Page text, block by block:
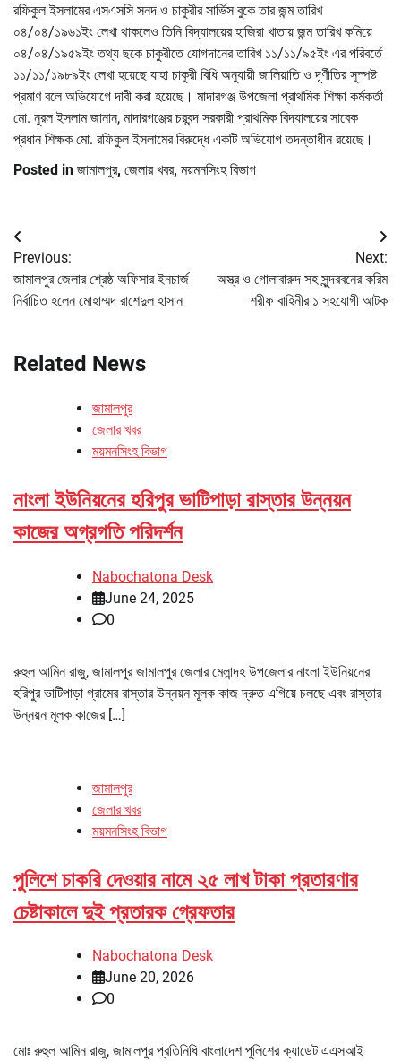
রফিকুল ইসলামের এসএসসি সনদ ও চাকুরীর সার্ভিস বুকে তার জন্ম তারিখ
০৪/০৪/১৯৬১ইং লেখা থাকলেও তিনি বিদ্যালয়ের হাজিরা খাতায় জন্ম তারিখ কমিয়ে
০৪/০৪/১৯৫৯ইং তথ্য ছকে চাকুরীতে যোগদানের তারিখ ১১/১১/৯৫ইং এর পরিবর্তে
১১/১১/১৯৮৯ইং লেখা হয়েছে যাহা চাকুরী বিধি অনুযায়ী জালিয়াতি ও দূর্ণীতির সুস্পষ্ট
প্রমাণ বলে অভিযোগে দাবী করা হয়েছে। মাদারগঞ্জ উপজেলা প্রাথমিক শিক্ষা কর্মকর্তা
মো. নুরল ইসলাম জানান, মাদারগঞ্জের চরবন্দ সরকারী প্রাথমিক বিদ্যালয়ের সাবেক
প্রধান শিক্ষক মো. রফিকুল ইসলামের বিরুদ্ধে একটি অভিযোগ তদন্তাধীন রয়েছে।
Posted in জামালপুর, জেলার খবর, ময়মনসিংহ বিভাগ
Post
navigation
Previous:
জামালপুর জেলার শ্রেষ্ঠ অফিসার ইনচার্জ
নির্বাচিত হলেন মোহাম্মদ রাশেদুল হাসান
Next:
অস্ত্র ও গোলাবারুদ সহ সুন্দরবনের করিম
শরীফ বাহিনীর ১ সহযোগী আটক
Related News
জামালপুর
জেলার খবর
ময়মনসিংহ বিভাগ
নাংলা ইউনিয়নের হরিপুর ভাটিপাড়া রাস্তার উন্নয়ন
কাজের অগ্রগতি পরিদর্শন
Nabochatona Desk
June 24, 2025
0
রুহুল আমিন রাজু, জামালপুর জামালপুর জেলার মেলান্দহ উপজেলার নাংলা ইউনিয়নের
হরিপুর ভাটিপাড়া গ্রামের রাস্তার উন্নয়ন মূলক কাজ দ্রুত এগিয়ে চলছে এবং রাস্তার
উন্নয়ন মূলক কাজের […]
জামালপুর
জেলার খবর
ময়মনসিংহ বিভাগ
পুলিশে চাকরি দেওয়ার নামে ২৫ লাখ টাকা প্রতারণার
চেষ্টাকালে দুই প্রতারক গ্রেফতার
Nabochatona Desk
June 20, 2026
0
মোঃ রুহুল আমিন রাজু, জামালপুর প্রতিনিধি বাংলাদেশ পুলিশের ক্যাডেট এএসআই